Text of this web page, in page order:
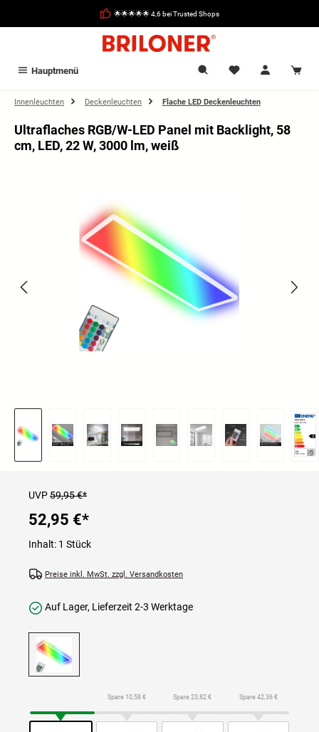
🌟🌟🌟🌟🌟 4,6 bei Trusted Shops
Hauptmenü
Innenleuchten Deckenleuchten Flache LED Deckenleuchten
Ultraflaches RGB/W-LED Panel mit Backlight, 58
cm, LED, 22 W, 3000 lm, weiß
UVP59,95 €*
52,95 €*
Inhalt: 1 Stück
Preise inkl. MwSt. zzgl. Versandkosten
Auf Lager, Lieferzeit 2-3 Werktage
Spare 10,58 € Spare 23,82 € Spare 42,36 €